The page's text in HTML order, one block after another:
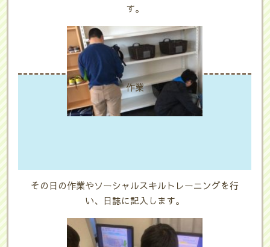
す。
作業
その日の作業やソーシャルスキルトレーニングを行
い、日誌に記入します。